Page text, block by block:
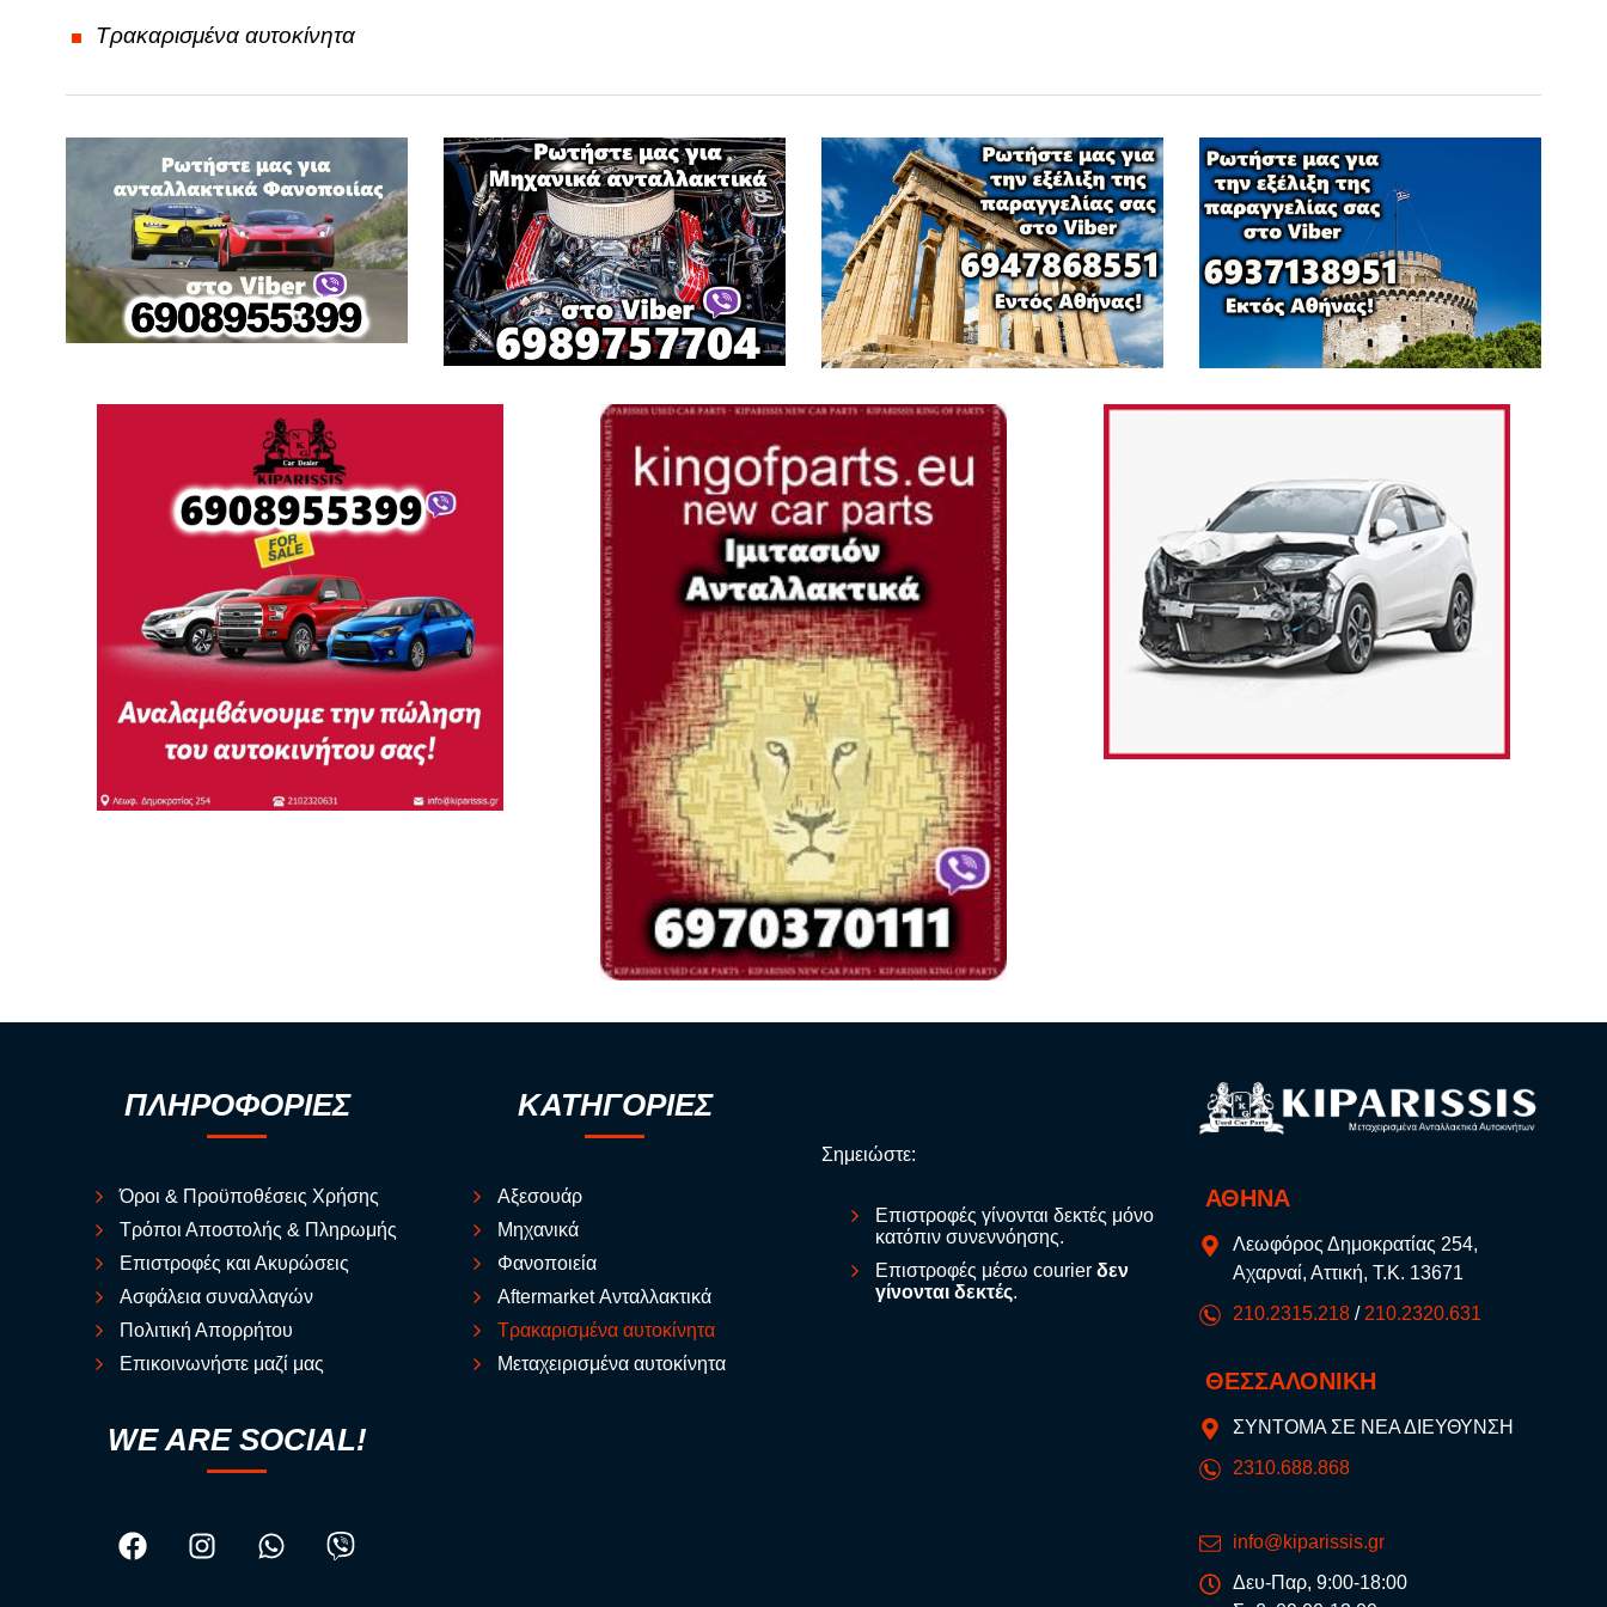
FORD
Τρακαρισμένα αυτοκίνητα
ΠΛΗΡΟΦΟΡΙΕΣ
Όροι & Προϋποθέσεις Χρήσης
Τρόποι Αποστολής & Πληρωμής
Επιστροφές και Ακυρώσεις
Ασφάλεια συναλλαγών
Πολιτική Απορρήτου
Επικοινωνήστε μαζί μας
WE ARE SOCIAL!
ΚΑΤΗΓΟΡΙΕΣ
Αξεσουάρ
Μηχανικά
Φανοποιεία
Aftermarket Ανταλλακτικά
Τρακαρισμένα αυτοκίνητα
Μεταχειρισμένα αυτοκίνητα
Σημειώστε:
Επιστροφές γίνονται δεκτές μόνο
κατόπιν συνεννόησης.
Επιστροφές μέσω courier δεν
γίνονται δεκτές.
ΑΘΗΝΑ
Λεωφόρος Δημοκρατίας 254,
Αχαρναί, Αττική, Τ.Κ. 13671
210.2315.218 / 210.2320.631
ΘΕΣΣΑΛΟΝΙΚΗ
ΣΥΝΤΟΜΑ ΣΕ ΝΕΑ ΔΙΕΥΘΥΝΣΗ
2310.688.868
info@kiparissis.gr
Δευ-Παρ, 9:00-18:00